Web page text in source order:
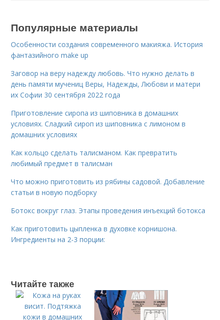
Популярные материалы
Особенности создания современного макияжа. История
фантазийного make up
Заговор на веру надежду любовь. Что нужно делать в
день памяти мучениц Веры, Надежды, Любови и матери
их Софии 30 сентября 2022 года
Приготовление сиропа из шиповника в домашних
условиях. Сладкий сироп из шиповника с лимоном в
домашних условиях
Как кольцо сделать талисманом. Как превратить
любимый предмет в талисман
Что можно приготовить из рябины садовой. Добавление
статьи в новую подборку
Ботокс вокруг глаз. Этапы проведения инъекций ботокса
Как приготовить цыпленка в духовке корнишона.
Ингредиенты на 2-3 порции:
Читайте также